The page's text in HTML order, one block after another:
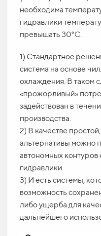
необходима
гидравлики
превышать 30°С.
1) Стандартное
система на основе
охлаждения. В таком
«прожорливый»
задействован в
производства.
2) В качестве
альтернативы можно
автономных
гидравлики.
3) И есть системы,
возможность
либо ущерба для
дальнейшего